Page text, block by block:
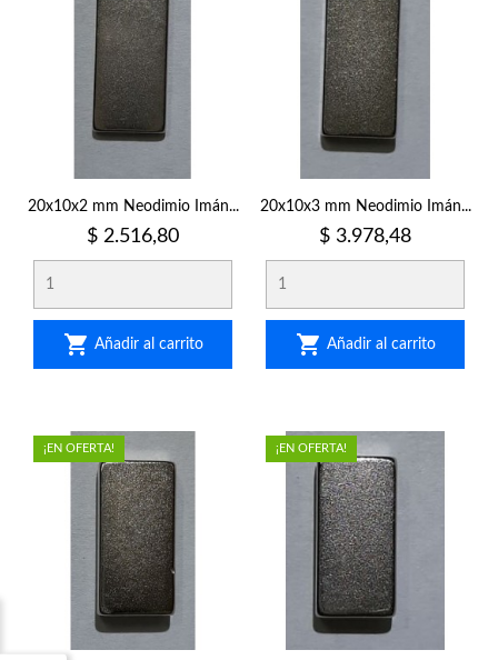
20x10x2 mm Neodimio Imán...
Precio
$ 2.516,80
 Añadir al carrito
20x10x3 mm Neodimio Imán...
Precio
$ 3.978,48
 Añadir al carrito
¡EN OFERTA! ¡EN OFERTA!